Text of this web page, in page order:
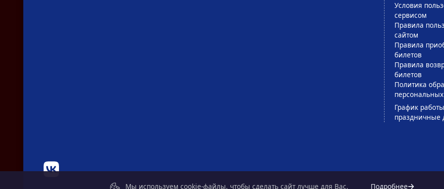
Условия
сервисом
Правила
сайтом
Правила
билетов
Правила
билетов
Политика
График
праздничные
Мы используем cookie-файлы, чтобы сделать сайт лучше для Вас. Подробнее